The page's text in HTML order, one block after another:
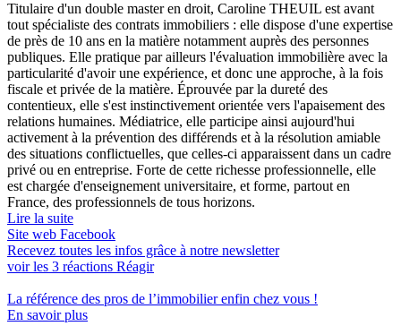
Titulaire d'un double master en droit, Caroline THEUIL est avant
tout spécialiste des contrats immobiliers : elle dispose d'une expertise
de près de 10 ans en la matière notamment auprès des personnes
publiques. Elle pratique par ailleurs l'évaluation immobilière avec la
particularité d'avoir une expérience, et donc une approche, à la fois
fiscale et privée de la matière. Éprouvée par la dureté des
contentieux, elle s'est instinctivement orientée vers l'apaisement des
relations humaines. Médiatrice, elle participe ainsi aujourd'hui
activement à la prévention des différends et à la résolution amiable
des situations conflictuelles, que celles-ci apparaissent dans un cadre
privé ou en entreprise. Forte de cette richesse professionnelle, elle
est chargée d'enseignement universitaire, et forme, partout en
France, des professionnels de tous horizons.
Lire la suite
Site web Facebook
Recevez toutes les infos grâce à notre newsletter
voir les 3 réactions Réagir
La référence des pros de l’immobilierenfin chez vous !
En savoir plus